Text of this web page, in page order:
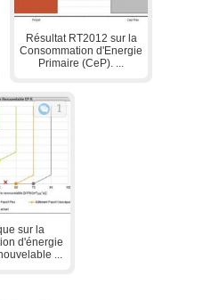
Résultat RT2012 sur la
Consommation d'Energie
Primaire (CeP). ...
1
sur la
d'énergie
...